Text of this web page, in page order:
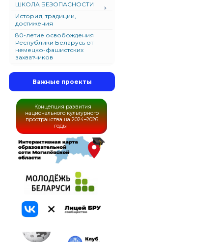
ШКОЛА БЕЗОПАСНОСТИ
История, традиции,
достижения
80-летие освобождения
Республики Беларусь от
немецко-фашистских
захватчиков
Важные проекты
Концепция развития
национального культурного
пространства на 2024–2026
годы